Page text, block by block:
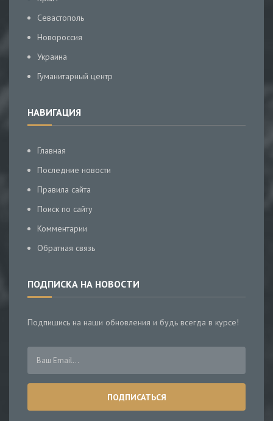
Севастополь
Новороссия
Украина
Гуманитарный центр
НАВИГАЦИЯ
Главная
Последние новости
Правила сайта
Поиск по сайту
Комментарии
Обратная связь
ПОДПИСКА НА НОВОСТИ
Подпишись на наши обновления и будь всегда в курсе!